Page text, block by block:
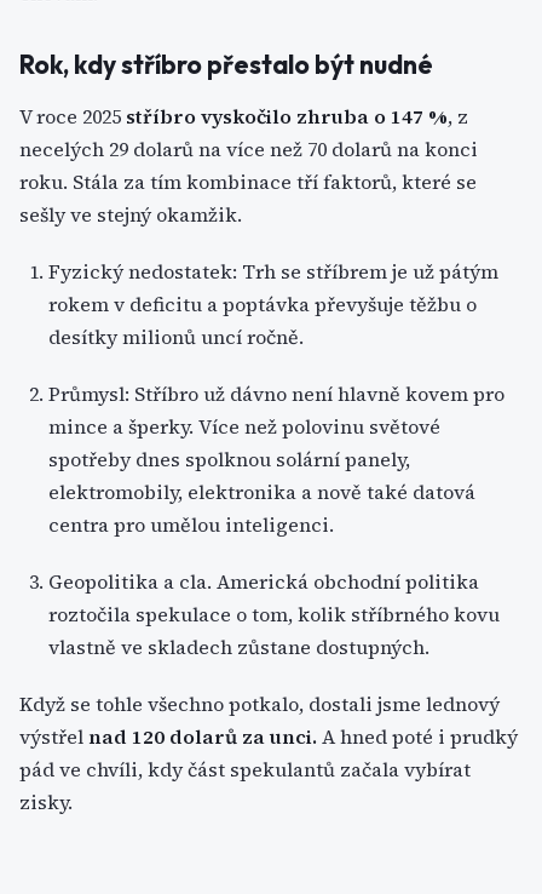
Rok, kdy stříbro přestalo být nudné
V roce 2025 stříbro vyskočilo zhruba o 147 %, z
necelých 29 dolarů na více než 70 dolarů na konci
roku. Stála za tím kombinace tří faktorů, které se
sešly ve stejný okamžik.
Fyzický nedostatek: Trh se stříbrem je už pátým
rokem v deficitu a poptávka převyšuje těžbu o
desítky milionů uncí ročně.
Průmysl: Stříbro už dávno není hlavně kovem pro
mince a šperky. Více než polovinu světové
spotřeby dnes spolknou solární panely,
elektromobily, elektronika a nově také datová
centra pro umělou inteligenci.
Geopolitika a cla. Americká obchodní politika
roztočila spekulace o tom, kolik stříbrného kovu
vlastně ve skladech zůstane dostupných.
Když se tohle všechno potkalo, dostali jsme lednový
výstřel nad 120 dolarů za unci. A hned poté i prudký
pád ve chvíli, kdy část spekulantů začala vybírat
zisky.